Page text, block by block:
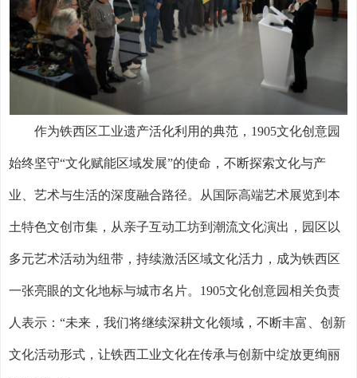
作为铁西区工业遗产活化利用的典范， 1905文化创意园
始终坚守“文化赋能区域发展”的使命，不断探索文化与产
业、艺术与生活的深度融合路径。从国际高端艺术展览到本
土特色文创市集，从亲子互动工坊到潮流文化演出，园区以
多元艺术活动为纽带，持续激活区域文化活力，成为铁西区
一张亮眼的文化地标与城市名片。 1905文化创意园相关负责
人表示：“未来，我们将继续深耕文化领域，不断丰富、创新
文化活动形式，让铁西工业文化在传承与创新中绽放更绚丽